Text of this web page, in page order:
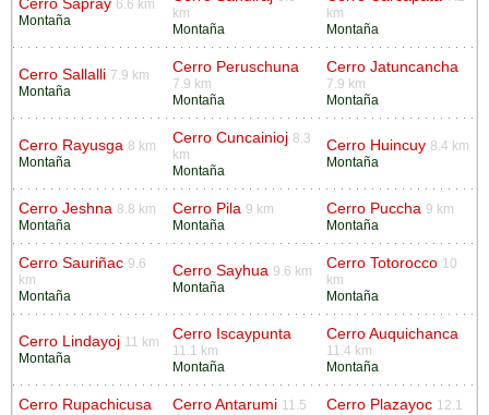
Cerro Sapray 6.6 km
Montaña
km
Montaña
km
Montaña
Cerro Sallalli 7.9 km
Montaña
Cerro Peruschuna
7.9 km
Montaña
Cerro Jatuncancha
7.9 km
Montaña
Cerro Rayusga 8 km
Montaña
Cerro Cuncainioj 8.3
km
Montaña
Cerro Huincuy 8.4 km
Montaña
Cerro Jeshna 8.8 km
Montaña
Cerro Pila 9 km
Montaña
Cerro Puccha 9 km
Montaña
Cerro Sauriñac 9.6
km
Montaña
Cerro Sayhua 9.6 km
Montaña
Cerro Totorocco 10
km
Montaña
Cerro Lindayoj 11 km
Montaña
Cerro Iscaypunta
11.1 km
Montaña
Cerro Auquichanca
11.4 km
Montaña
Cerro Rupachicusa Cerro Antarumi 11.5
Cerro Plazayoc 12.1